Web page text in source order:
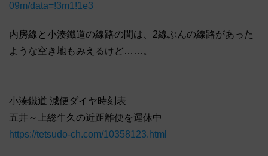
09m/data=!3m1!1e3
内房線と小湊鐵道の線路の間は、2線ぶんの線路があった
ような空き地もみえるけど……。
小湊鐵道 減便ダイヤ時刻表
五井～上総牛久の近距離便を運休中
https://tetsudo-ch.com/10358123.html